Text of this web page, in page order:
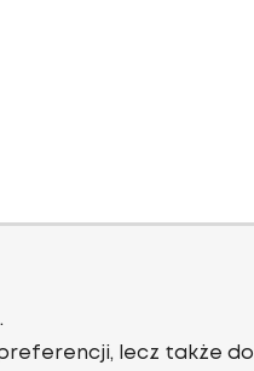
lecz także do